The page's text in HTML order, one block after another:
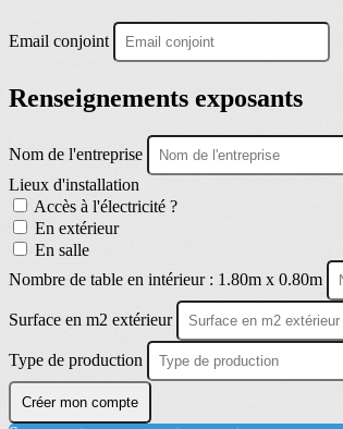
Email conjoint
Renseignements exposants
Nom de l'entreprise
Lieux d'installation
Accès à l'électricité ?
En extérieur
En salle
Nombre de table en intérieur : 1.80m x 0.80m
Surface en m2 extérieur
Type de production
Créer mon compte